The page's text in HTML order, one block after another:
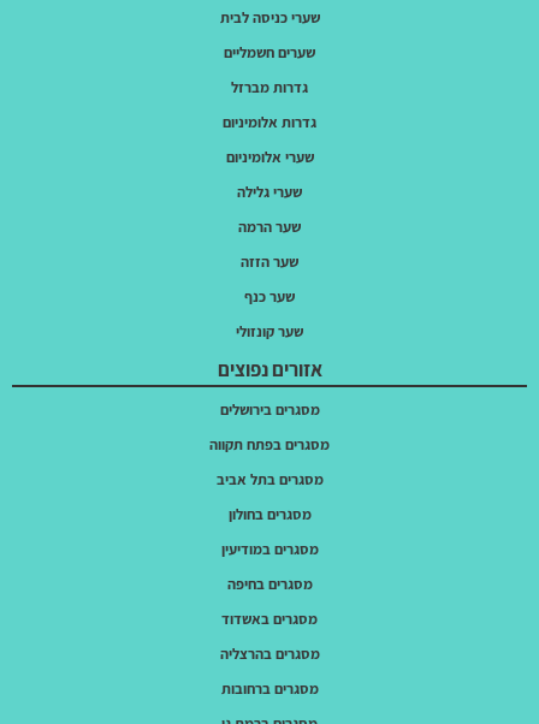
שערי כניסה לבית
שערים חשמליים
גדרות מברזל
גדרות אלומיניום
שערי אלומיניום
שערי גלילה
שער הרמה
שער הזזה
שער כנף
שער קונזולי
אזורים נפוצים
מסגרים בירושלים
מסגרים בפתח תקווה
מסגרים בתל אביב
מסגרים בחולון
מסגרים במודיעין
מסגרים בחיפה
מסגרים באשדוד
מסגרים בהרצליה
מסגרים ברחובות